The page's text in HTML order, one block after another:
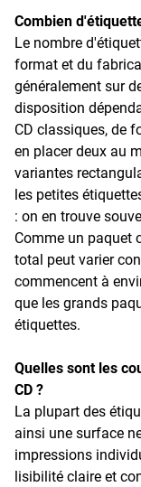
Combien
Le nombre
format et du
généralement sur
disposition
CD classiques, de
en placer deux au
variantes
les petites
: on en trouve
Comme un paquet
total peut varier
commencent à
que les grands
étiquettes.
Quelles sont les
CD ?
La plupart des
ainsi une surface
impressions
lisibilité claire et